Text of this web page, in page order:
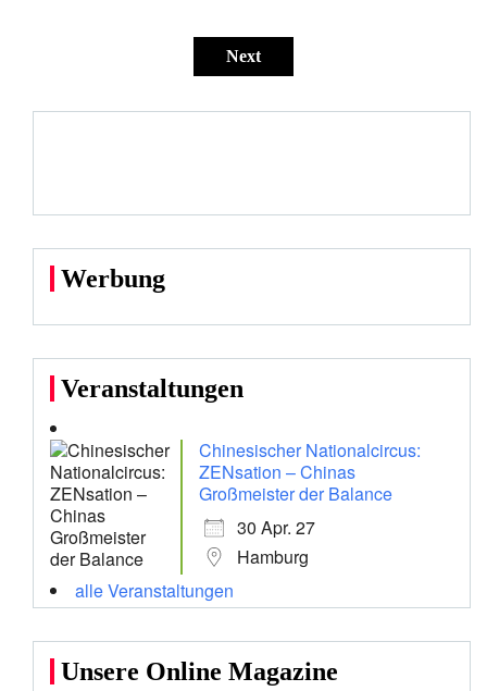
Next
Werbung
Veranstaltungen
Chinesischer Nationalcircus:
ZENsation – Chinas
Großmeister der Balance
30 Apr. 27
Hamburg
alle Veranstaltungen
Unsere Online Magazine